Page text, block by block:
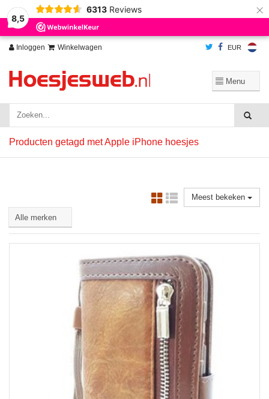
8,5
6313 Reviews ×
Inloggen Winkelwagen EUR
Producten getagd met Apple iPhone hoesjes
Meest bekeken
Wij slaan cookies op om onze website te verbeteren. Is dat akkoord?
Ja
Nee